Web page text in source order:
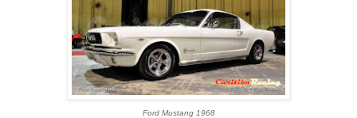
Ford Mustang 1968